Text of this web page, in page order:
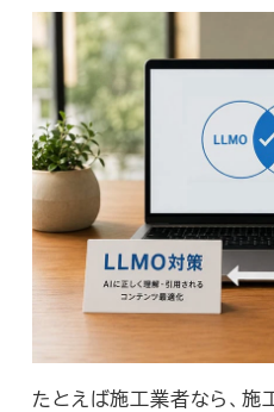
たとえば施工業者なら、施